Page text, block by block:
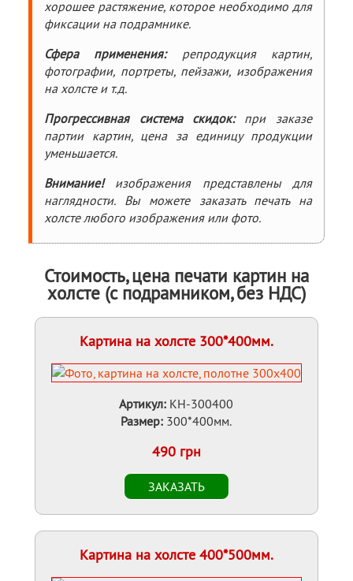
хорошее растяжение, которое необходимо для
фиксации на подрамнике.
Сфера применения:
репродукция картин,
фотографии, портреты, пейзажи, изображения
на холстеи т.д.
Прогрессивная система скидок:при заказе
партии картин, цена за единицу продукции
уменьшается.
Внимание!изображения представлены для
наглядности. Вы можете заказать печать на
холсте любого изображения или фото.
Стоимость, цена печати картин на
холсте (с подрамником, без НДС)
Картина на холсте 300*400мм.
Артикул: KH-300400
Размер: 300*400мм.
490 грн
Картина на холсте 400*500мм.